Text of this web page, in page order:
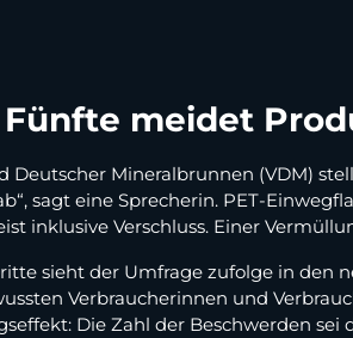
meidet
Deutscher Mineralbrunnen (VDM)
sagt eine Sprecherin. PET-
inklusive Verschluss. Einer
sieht der Umfrage zufolge in den
Verbraucherinnen und
Die Zahl der Beschwerden